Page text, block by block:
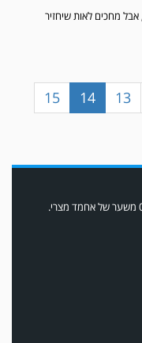
אבל מחכים לאות שיחזיר
13
14
15
את עירוני אשדוד 5-0.